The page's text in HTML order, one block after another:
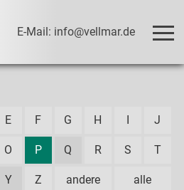
E-Mail: info@vellmar.de
alle
E F G H I J
O P Q R S T
Y Z andere